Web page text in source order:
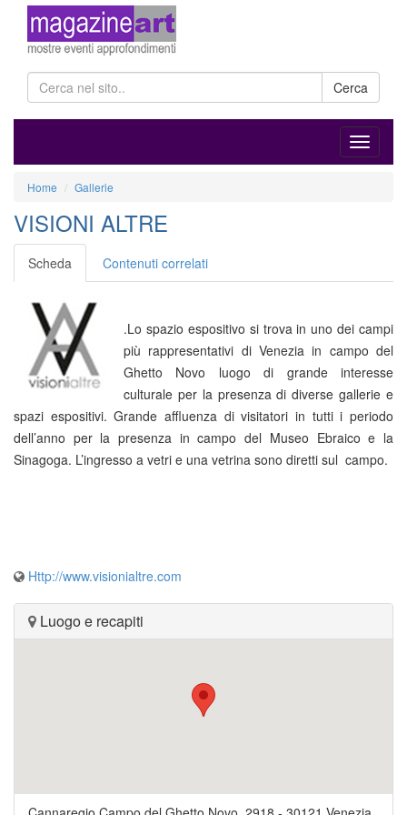
Cerca
Home Gallerie
VISIONI ALTRE
Scheda Contenuti correlati
.Lo spazio espositivo si trova in uno dei campi
più rappresentativi di Venezia in campo del
Ghetto Novo luogo di grande interesse
culturale per la presenza di diverse gallerie e
spazi espositivi. Grande affluenza di visitatori in tutti i periodo
dell’anno per la presenza in campo del Museo Ebraico e la
Sinagoga. L’ingresso a vetri e una vetrina sono diretti sul campo.
Http://www.visionialtre.com
Luogo e recapiti